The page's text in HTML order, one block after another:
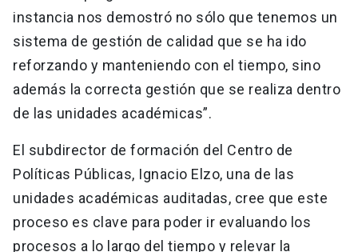
instancia nos demostró no sólo que tenemos un
sistema de gestión de calidad que se ha ido
reforzando y manteniendo con el tiempo, sino
además la correcta gestión que se realiza dentro
de las unidades académicas”.
El subdirector de formación del Centro de
Políticas Públicas, Ignacio Elzo, una de las
unidades académicas auditadas, cree que este
proceso es clave para poder ir evaluando los
procesos a lo largo del tiempo y relevar la